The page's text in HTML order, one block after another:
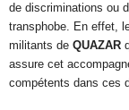
de discriminations ou
transphobe. En effet,
militants de QUAZAR
assure cet
compétents dans ces